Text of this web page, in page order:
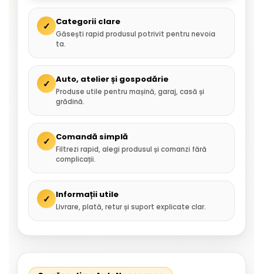
✓ Categorii clare
Găsești rapid produsul potrivit pentru nevoia
ta.
✓ Auto, atelier și gospodărie
Produse utile pentru mașină, garaj, casă și
grădină.
✓ Comandă simplă
Filtrezi rapid, alegi produsul și comanzi fără
complicații.
✓ Informații utile
Livrare, plată, retur și suport explicate clar.